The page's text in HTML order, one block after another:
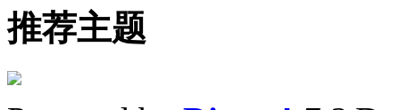
推荐主题